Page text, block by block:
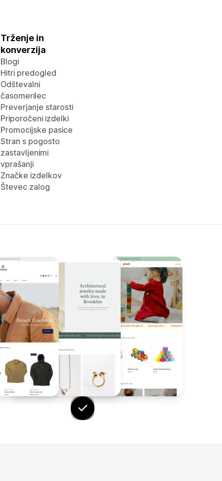
Trženje in
konverzija
Blogi
Hitri predogled
Odštevalni
časomerilec
Preverjanje starosti
Priporočeni izdelki
Promocijske pasice
Stran s pogosto
zastavljenimi
vprašanji
Značke izdelkov
Števec zalog